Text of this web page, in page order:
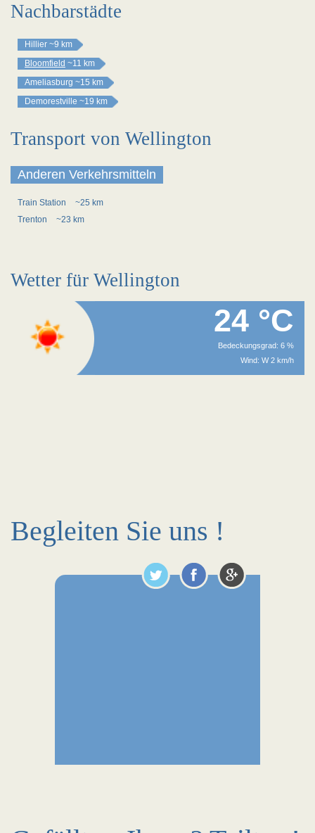
Nachbarstädte
Hillier ~9 km
Bloomfield ~11 km
Ameliasburg ~15 km
Demorestville ~19 km
Transport von Wellington
Anderen Verkehrsmitteln
Train Station
~25 km
Trenton
~23 km
Wetter für Wellington
24 °C
Bedeckungsgrad: 6 %
Wind: W 2 km/h
Begleiten Sie uns !